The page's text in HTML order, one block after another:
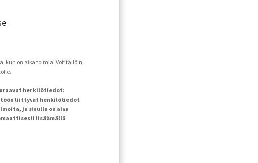
kun on aika toimia. Voit tällöin
henkilötiedot:
liittyvät henkilötiedot
ja sinulla on aina
lisäämällä